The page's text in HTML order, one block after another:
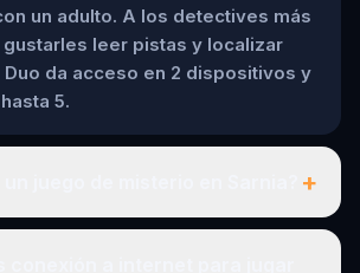
un adulto. A los detectives más
leer pistas y localizar
da acceso en 2 dispositivos y
5.
+